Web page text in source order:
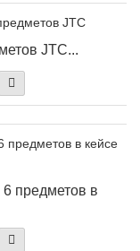
JTC...
предметов в